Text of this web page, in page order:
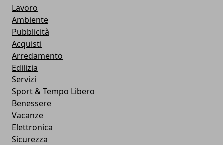
Lavoro
Ambiente
Pubblicità
Acquisti
Arredamento
Edilizia
Servizi
Sport & Tempo Libero
Benessere
Vacanze
Elettronica
Sicurezza